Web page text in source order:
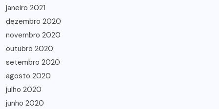
janeiro 2021
dezembro 2020
novembro 2020
outubro 2020
setembro 2020
agosto 2020
julho 2020
junho 2020